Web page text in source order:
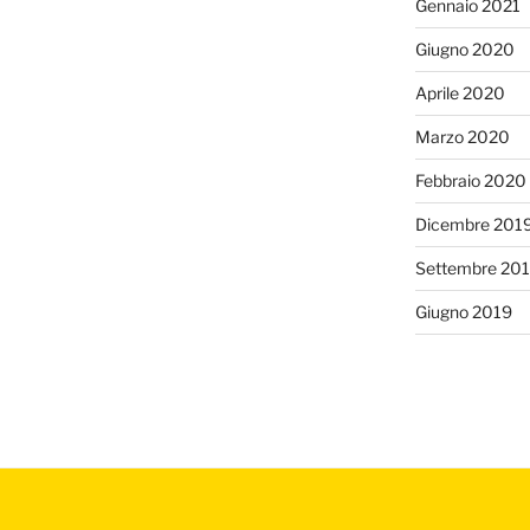
Gennaio 2021
Giugno 2020
Aprile 2020
Marzo 2020
Febbraio 2020
Dicembre
Settembre
Giugno 2019